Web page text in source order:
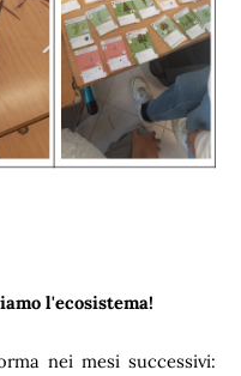
l'ecosistema!
nei mesi successivi: